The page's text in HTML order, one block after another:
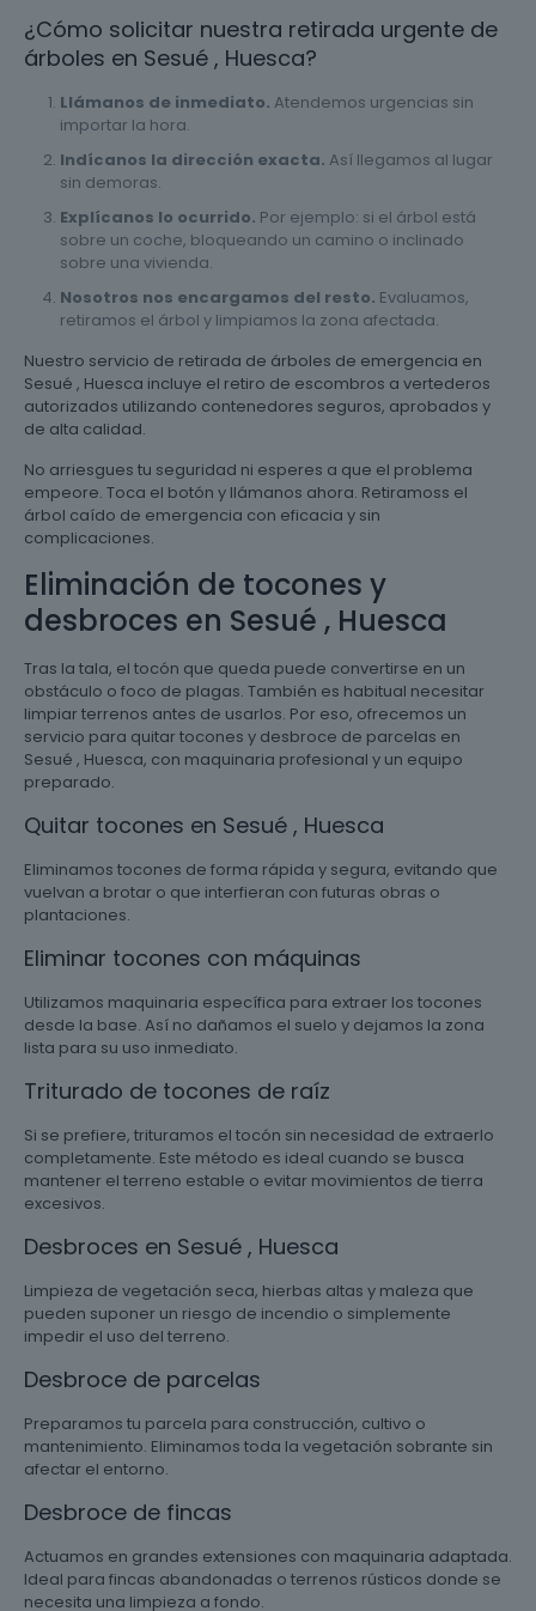
¿Cómo solicitar nuestra retirada urgente de
árboles en Sesué , Huesca?
Llámanos de inmediato. Atendemos urgencias sin
importar la hora.
Indícanos la dirección exacta. Así llegamos al lugar
sin demoras.
Explícanos lo ocurrido. Por ejemplo: si el árbol está
sobre un coche, bloqueando un camino o inclinado
sobre una vivienda.
Nosotros nos encargamos del resto. Evaluamos,
retiramos el árbol y limpiamos la zona afectada.
Nuestro servicio de retirada de árboles de emergencia en
Sesué , Huesca incluye el retiro de escombros a vertederos
autorizados utilizando contenedores seguros, aprobados y
de alta calidad.
No arriesgues tu seguridad ni esperes a que el problema
empeore. Toca el botón y llámanos ahora. Retiramoss el
árbol caído de emergencia con eficacia y sin
complicaciones.
Eliminación de tocones y
desbroces en Sesué , Huesca
Tras la tala, el tocón que queda puede convertirse en un
obstáculo o foco de plagas. También es habitual necesitar
limpiar terrenos antes de usarlos. Por eso, ofrecemos un
servicio para quitar tocones y desbroce de parcelas en
Sesué , Huesca, con maquinaria profesional y un equipo
preparado.
Quitar tocones en Sesué , Huesca
Eliminamos tocones de forma rápida y segura, evitando que
vuelvan a brotar o que interfieran con futuras obras o
plantaciones.
Eliminar tocones con máquinas
Utilizamos maquinaria específica para extraer los tocones
desde la base. Así no dañamos el suelo y dejamos la zona
lista para su uso inmediato.
Triturado de tocones de raíz
Si se prefiere, trituramos el tocón sin necesidad de extraerlo
completamente. Este método es ideal cuando se busca
mantener el terreno estable o evitar movimientos de tierra
excesivos.
Desbroces en Sesué , Huesca
Limpieza de vegetación seca, hierbas altas y maleza que
pueden suponer un riesgo de incendio o simplemente
impedir el uso del terreno.
Desbroce de parcelas
Preparamos tu parcela para construcción, cultivo o
mantenimiento. Eliminamos toda la vegetación sobrante sin
afectar el entorno.
Desbroce de fincas
Actuamos en grandes extensiones con maquinaria adaptada.
Ideal para fincas abandonadas o terrenos rústicos donde se
necesita una limpieza a fondo.